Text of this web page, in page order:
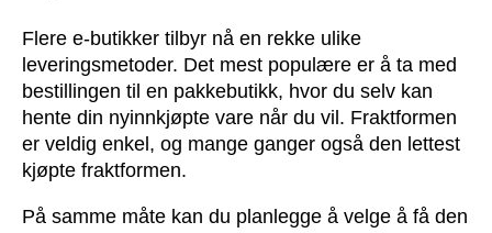
Flere e-butikker tilbyr nå en rekke ulike
leveringsmetoder. Det mest populære er å ta med
bestillingen til en pakkebutikk, hvor du selv kan
hente din nyinnkjøpte vare når du vil. Fraktformen
er veldig enkel, og mange ganger også den lettest
kjøpte fraktformen.
På samme måte kan du planlegge å velge å få den